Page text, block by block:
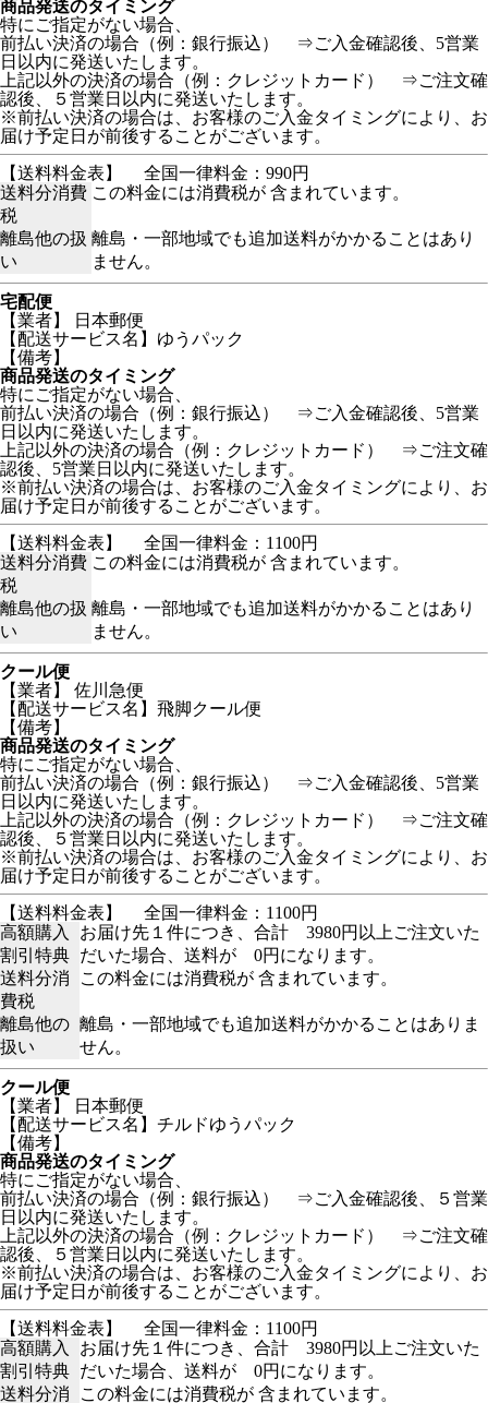
商品発送のタイミング
特にご指定がない場合、
前払い決済の場合（例：銀行振込） ⇒ご入金確認後、5営業
日以内に発送いたします。
上記以外の決済の場合（例：クレジットカード） ⇒ご注文確
認後、５営業日以内に発送いたします。
※前払い決済の場合は、お客様のご入金タイミングにより、お
届け予定日が前後することがございます。
【送料料金表】
全国一律料金：990円
送料分消費
税
この料金には消費税が 含まれています。
離島他の扱
い
離島・一部地域でも追加送料がかかることはあり
ません。
宅配便
【業者】 日本郵便
【配送サービス名】ゆうパック
【備考】
商品発送のタイミング
特にご指定がない場合、
前払い決済の場合（例：銀行振込） ⇒ご入金確認後、5営業
日以内に発送いたします。
上記以外の決済の場合（例：クレジットカード） ⇒ご注文確
認後、5営業日以内に発送いたします。
※前払い決済の場合は、お客様のご入金タイミングにより、お
届け予定日が前後することがございます。
【送料料金表】
全国一律料金：1100円
送料分消費
税
この料金には消費税が 含まれています。
離島他の扱
い
離島・一部地域でも追加送料がかかることはあり
ません。
クール便
【業者】 佐川急便
【配送サービス名】飛脚クール便
【備考】
商品発送のタイミング
特にご指定がない場合、
前払い決済の場合（例：銀行振込） ⇒ご入金確認後、5営業
日以内に発送いたします。
上記以外の決済の場合（例：クレジットカード） ⇒ご注文確
認後、５営業日以内に発送いたします。
※前払い決済の場合は、お客様のご入金タイミングにより、お
届け予定日が前後することがございます。
【送料料金表】
全国一律料金：1100円
高額購入
割引特典
お届け先１件につき、合計 3980円以上ご注文いた
だいた場合、送料が 0円になります。
送料分消
費税
この料金には消費税が 含まれています。
離島他の
扱い
離島・一部地域でも追加送料がかかることはありま
せん。
クール便
【業者】 日本郵便
【配送サービス名】チルドゆうパック
【備考】
商品発送のタイミング
特にご指定がない場合、
前払い決済の場合（例：銀行振込） ⇒ご入金確認後、５営業
日以内に発送いたします。
上記以外の決済の場合（例：クレジットカード） ⇒ご注文確
認後、５営業日以内に発送いたします。
※前払い決済の場合は、お客様のご入金タイミングにより、お
届け予定日が前後することがございます。
【送料料金表】
全国一律料金：1100円
高額購入
割引特典
お届け先１件につき、合計 3980円以上ご注文いた
だいた場合、送料が 0円になります。
送料分消
この料金には消費税が 含まれています。